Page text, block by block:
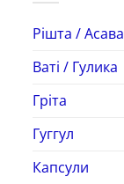
Рішта / Асава
Ваті / Гулика
Гріта
Гуггул
Капсули